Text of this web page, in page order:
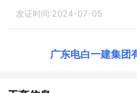
发证时间:2024-07-05
广东电白一建集团